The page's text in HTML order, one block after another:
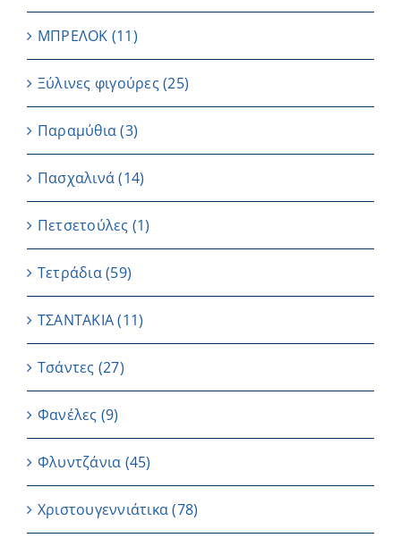
ΜΠΡΕΛΟΚ (11)
Ξύλινες φιγούρες(25)
Παραμύθια (3)
Πασχαλινά (14)
Πετσετούλες (1)
Τετράδια(59)
ΤΣΑΝΤΑΚΙΑ (11)
Τσάντες (27)
Φανέλες (9)
Φλυντζάνια (45)
Χριστουγεννιάτικα(78)